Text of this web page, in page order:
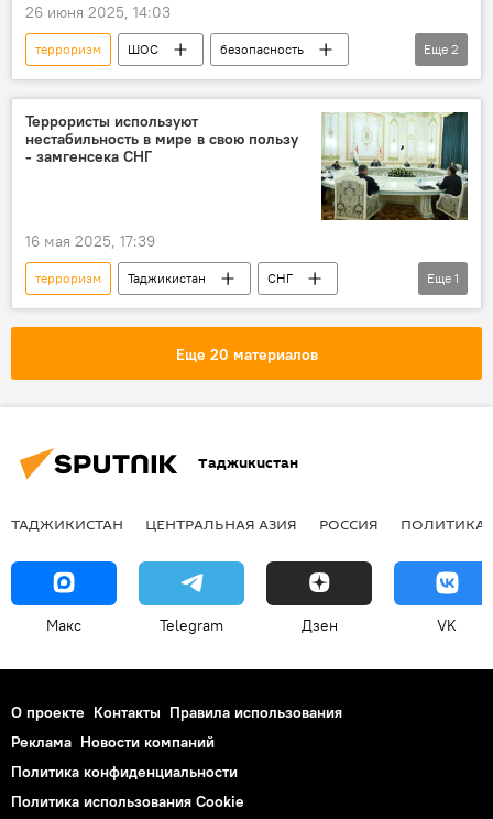
26 июня 2025, 14:03
терроризм ШОС
безопасность
Андрей Белоусов
Еще 2
Террористы используют
нестабильность в мире в свою пользу
- замгенсека СНГ
16 мая 2025, 17:39
терроризм Таджикистан
СНГ
безопасность
Еще 1
Еще 20 материалов
Таджикистан
ТАДЖИКИСТАН ЦЕНТРАЛЬНАЯ АЗИЯ РОССИЯ ПОЛИТИКА
Макс Telegram Дзен VK
О проекте Контакты Правила использования
Реклама Новости компаний
Политика конфиденциальности
Политика использования Cookie